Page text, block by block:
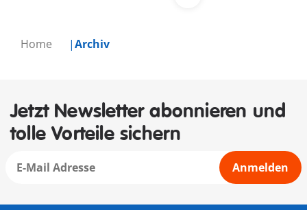
Home Archiv
Jetzt Newsletter abonnieren und
tolle Vorteile sichern
Anmelden